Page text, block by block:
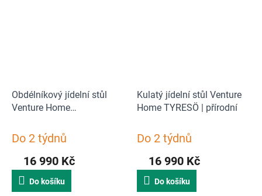
Obdélníkový jídelní stůl
Venture Home
Do 2 týdnů
16 990 Kč
Do košíku
Kulatý jídelní stůl Venture
Home TYRESÖ | přírodní
Do 2 týdnů
16 990 Kč
Do košíku